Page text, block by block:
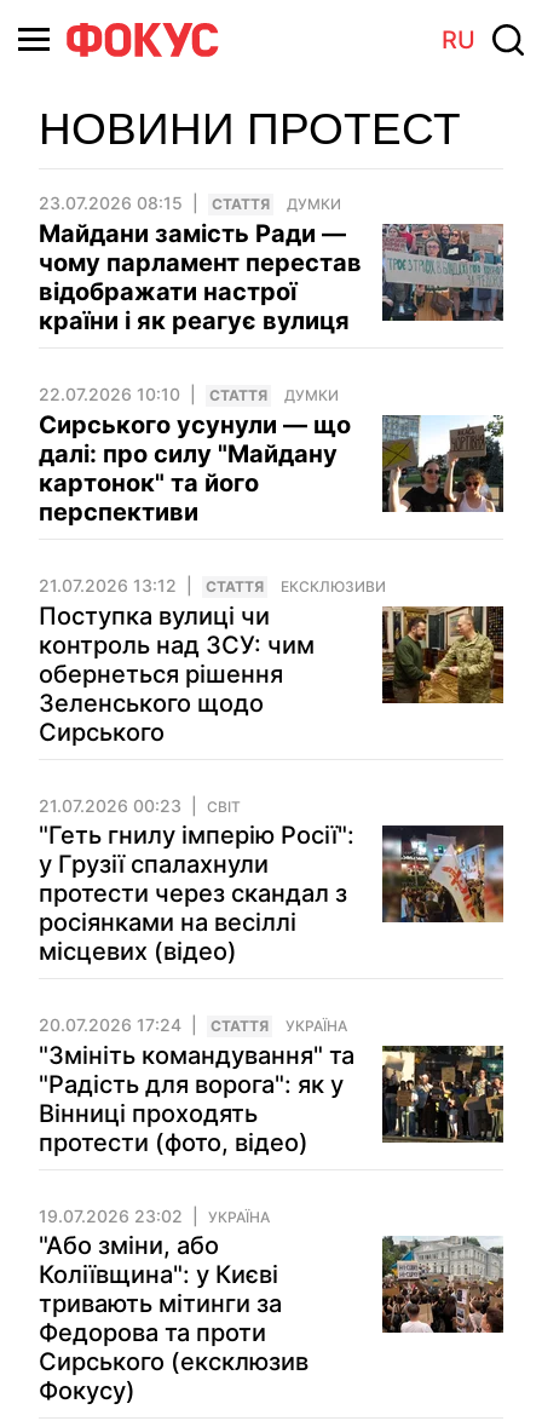
RU
НОВИНИ ПРОТЕСТ
23.07.2026 08:15 СТАТТЯ ДУМКИ
Майдани замість Ради —
чому парламент перестав
відображати настрої
країни і як реагує вулиця
22.07.2026 10:10 СТАТТЯ ДУМКИ
Сирського усунули — що
далі: про силу "Майдану
картонок" та його
перспективи
21.07.2026 13:12 СТАТТЯ ЕКСКЛЮЗИВИ
Поступка вулиці чи
контроль над ЗСУ: чим
обернеться рішення
Зеленського щодо
Сирського
21.07.2026 00:23 СВІТ
"Геть гнилу імперію Росії":
у Грузії спалахнули
протести через скандал з
росіянками на весіллі
місцевих (відео)
20.07.2026 17:24 СТАТТЯ УКРАЇНА
"Змініть командування" та
"Радість для ворога": як у
Вінниці проходять
протести (фото, відео)
19.07.2026 23:02 УКРАЇНА
"Або змiни, або
Коліївщина": у Києві
тривають мiтинги за
Федорова та проти
Сирського (ексклюзив
Фокусу)